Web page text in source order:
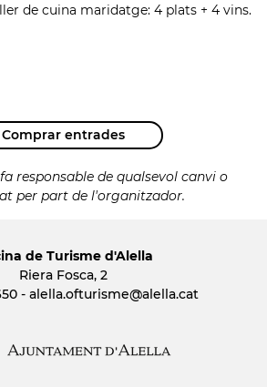
de cuina maridatge: 4 plats + 4 vins.
Comprar entrades
responsable de qualsevol canvi o
per part de l'organitzador.
de Turisme d'Alella
Riera Fosca, 2
- alella.ofturisme@alella.cat